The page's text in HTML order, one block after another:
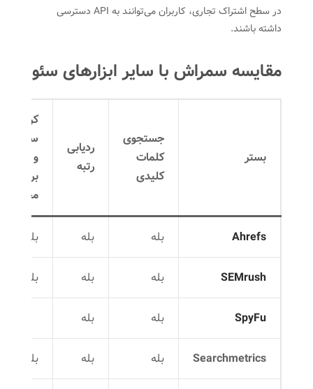
در سطح اشتراک تجاری، کاربران می‌توانند به API دسترسی
داشته باشند.
مقایسه سمراش با سایر ابزارهای سئو
بستر
جستجوی
کلمات
کلیدی
ردیابی
رتبه
کراولر
سایت
و
بررسی
محتوا
Ahrefs بله بله بله
SEMrush بله بله بله
SpyFu بله بله
Searchmetrics بله بله بله